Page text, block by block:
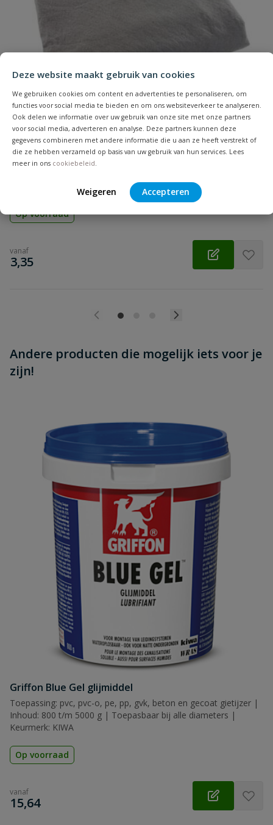
Deze website maakt gebruik van cookies
We gebruiken cookies om content en advertenties te personaliseren, om
functies voor social media te bieden en om ons websiteverkeer te analyseren.
Ook delen we informatie over uw gebruik van onze site met onze partners
voor social media, adverteren en analyse. Deze partners kunnen deze
gegevens combineren met andere informatie die u aan ze heeft verstrekt of
die ze hebben verzameld op basis van uw gebruik van hun services. Lees
meer in ons cookiebeleid.
Weigeren Accepteren
Installatiediepte
onbelast
zwaar verkeer
80 cm
Lengte 1000 mm
Materiaal PP
Naam
Samenvatting
Beoordeling
Beoordeling versturen
Geotextiel
drainage systemen
Op voorraad
vanaf
€
3,35
Andere producten die mogelijk iets voor je
zijn!
Griffon Blue Gel glijmiddel
Toepassing: pvc, pvc-o, pe, pp, gvk, beton en gecoat gietijzer |
Inhoud: 800 t/m 5000 g | Toepasbaar bij alle diameters |
Keurmerk: KIWA
Op voorraad
vanaf
€
15,64